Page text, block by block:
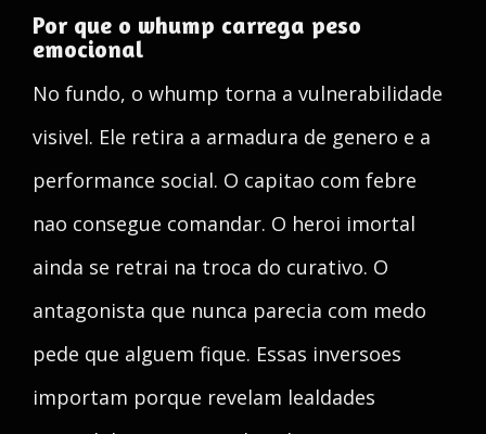
Por que o whump carrega peso
emocional
No fundo, o whump torna a vulnerabilidade
visivel. Ele retira a armadura de genero e a
performance social. O capitao com febre
nao consegue comandar. O heroi imortal
ainda se retrai na troca do curativo. O
antagonista que nunca parecia com medo
pede que alguem fique. Essas inversoes
importam porque revelam lealdades